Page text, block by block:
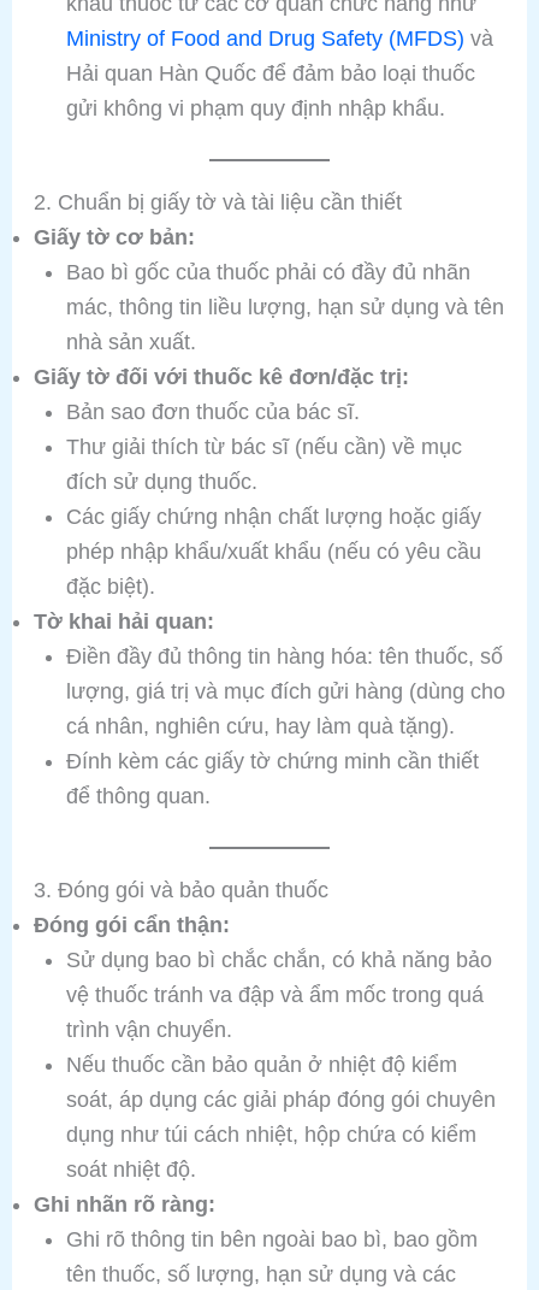
Ministry of Food and Drug Safety (MFDS) và
Hải quan Hàn Quốc để đảm bảo loại thuốc
gửi không vi phạm quy định nhập khẩu.
2. Chuẩn bị giấy tờ và tài liệu cần thiết
Giấy tờ cơ bản:
Bao bì gốc của thuốc phải có đầy đủ nhãn
mác, thông tin liều lượng, hạn sử dụng và tên
nhà sản xuất.
Giấy tờ đối với thuốc kê đơn/đặc trị:
Bản sao đơn thuốc của bác sĩ.
Thư giải thích từ bác sĩ (nếu cần) về mục
đích sử dụng thuốc.
Các giấy chứng nhận chất lượng hoặc giấy
phép nhập khẩu/xuất khẩu (nếu có yêu cầu
đặc biệt).
Tờ khai hải quan:
Điền đầy đủ thông tin hàng hóa: tên thuốc, số
lượng, giá trị và mục đích gửi hàng (dùng cho
cá nhân, nghiên cứu, hay làm quà tặng).
Đính kèm các giấy tờ chứng minh cần thiết
để thông quan.
3. Đóng gói và bảo quản thuốc
Đóng gói cẩn thận:
Sử dụng bao bì chắc chắn, có khả năng bảo
vệ thuốc tránh va đập và ẩm mốc trong quá
trình vận chuyển.
Nếu thuốc cần bảo quản ở nhiệt độ kiểm
soát, áp dụng các giải pháp đóng gói chuyên
dụng như túi cách nhiệt, hộp chứa có kiểm
soát nhiệt độ.
Ghi nhãn rõ ràng:
Ghi rõ thông tin bên ngoài bao bì, bao gồm
tên thuốc, số lượng, hạn sử dụng và các